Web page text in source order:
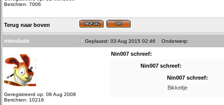
Berichten: 7006
Terug naar boven
ninodude Geplaatst: 03 Aug 2015 02:46 Onderwerp:
Geregistreerd op: 08 Aug 2008
Berichten: 10216
Nin007 schreef:
Nin007 schreef:
Nin007 schreef:
Bikkeltje